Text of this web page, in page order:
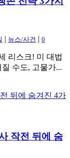
| 뉴스/사건 | 0
리스크! 미 대법
수도, 고물가...
작전 뒤에 숨